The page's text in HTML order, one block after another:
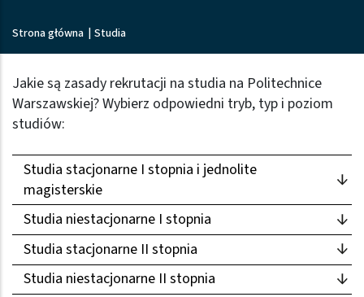
Ścieżka nawigacyjna
Strona główna Studia
Jakie są zasady rekrutacji na studia na Politechnice
Warszawskiej? Wybierz odpowiedni tryb, typ i poziom
studiów:
Studia stacjonarne I stopnia i jednolite
magisterskie
Studia niestacjonarne I stopnia
Studia stacjonarne II stopnia
Studia niestacjonarne II stopnia